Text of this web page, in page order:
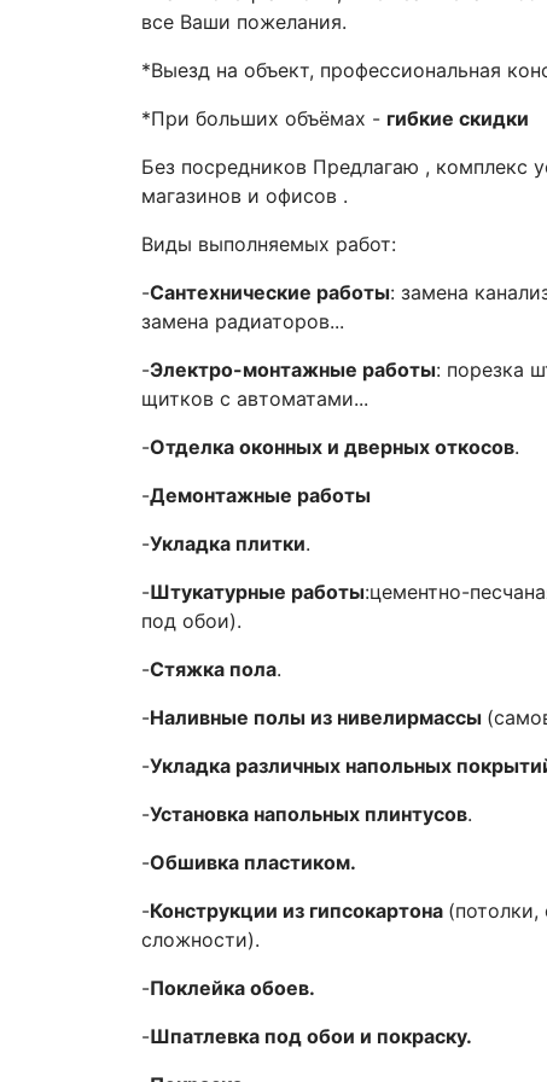
все Ваши пожелания.
*Выезд на объект, профессиональная
*При больших объёмах - гибкие скидки
Без посредников Предлагаю , комплекс
магазинов и офисов .
Виды выполняемых работ:
-Сантехнические работы: замена
замена радиаторов...
-Электро-монтажные работы: порезка
щитков с автоматами...
-Отделка оконных и дверных откосов.
-Демонтажные работы
-Укладка плитки.
-Штукатурные работы:цементно-
под обои).
-Стяжка пола.
-Наливные полы из нивелирмассы
-Укладка различных напольных
-Установка напольных плинтусов.
-Обшивка пластиком.
-Конструкции из гипсокартона
сложности).
-Поклейка обоев.
-Шпатлевка под обои и покраску.